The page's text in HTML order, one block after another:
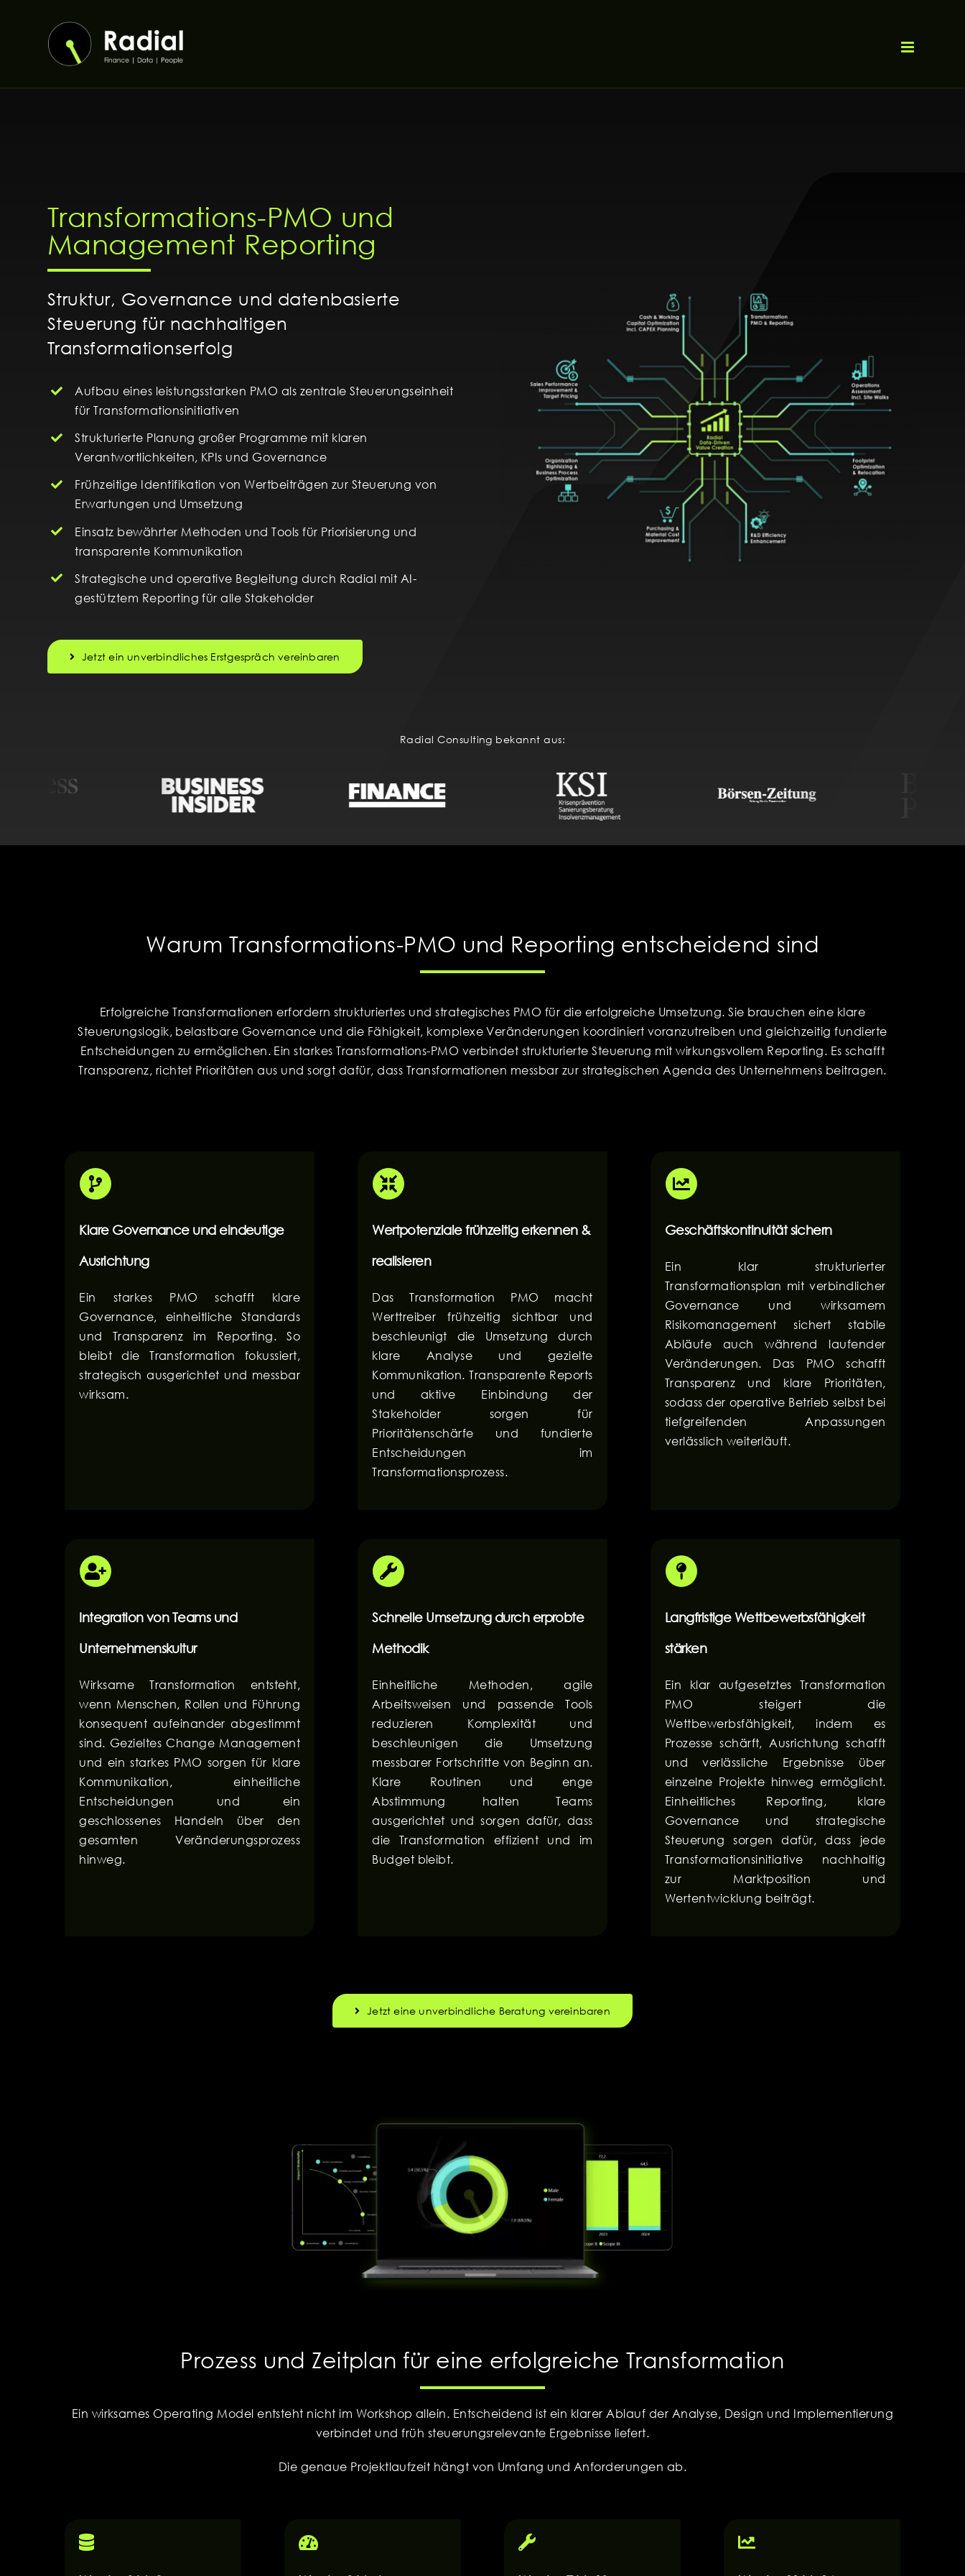
springen
Transformations-PMO und
Management Reporting
Struktur, Governance und datenbasierte
Steuerung für nachhaltigen
Transformationserfolg
Aufbau eines leistungsstarken PMO als zentrale Steuerungseinheit
für Transformationsinitiativen
Strukturierte Planung großer Programme mit klaren
Verantwortlichkeiten, KPIs und Governance
Frühzeitige Identifikation von Wertbeiträgen zur Steuerung von
Erwartungen und Umsetzung
Einsatz bewährter Methoden und Tools für Priorisierung und
transparente Kommunikation
Strategische und operative Begleitung durch Radial mit AI-
gestütztem Reporting für alle Stakeholder
Jetzt ein unverbindliches Erstgespräch vereinbaren
Radial Consulting bekannt aus:
Warum Transformations-PMO und Reporting entscheidend sind
Erfolgreiche Transformationen erfordern strukturiertes und strategisches PMO für die erfolgreiche Umsetzung. Sie brauchen eine klare
Steuerungslogik, belastbare Governance und die Fähigkeit, komplexe Veränderungen koordiniert voranzutreiben und gleichzeitig fundierte
Entscheidungen zu ermöglichen. Ein starkes Transformations-PMO verbindet strukturierte Steuerung mit wirkungsvollem Reporting. Es schafft
Transparenz, richtet Prioritäten aus und sorgt dafür, dass Transformationen messbar zur strategischen Agenda des Unternehmens beitragen.
Klare Governance und eindeutige
Ausrichtung
Ein starkes PMO schafft klare
Governance, einheitliche Standards
und Transparenz im Reporting. So
bleibt die Transformation fokussiert,
strategisch ausgerichtet und messbar
wirksam.
Wertpotenziale frühzeitig erkennen &
realisieren
Das Transformation PMO macht
Werttreiber frühzeitig sichtbar und
beschleunigt die Umsetzung durch
klare Analyse und gezielte
Kommunikation. Transparente Reports
und aktive Einbindung der
Stakeholder sorgen für
Prioritätenschärfe und fundierte
Entscheidungen im
Transformationsprozess.
Geschäftskontinuität sichern
Ein klar strukturierter
Transformationsplan mit verbindlicher
Governance und wirksamem
Risikomanagement sichert stabile
Abläufe auch während laufender
Veränderungen. Das PMO schafft
Transparenz und klare Prioritäten,
sodass der operative Betrieb selbst bei
tiefgreifenden Anpassungen
verlässlich weiterläuft.
Integration von Teams und
Unternehmenskultur
Wirksame Transformation entsteht,
wenn Menschen, Rollen und Führung
konsequent aufeinander abgestimmt
sind. Gezieltes Change Management
und ein starkes PMO sorgen für klare
Kommunikation, einheitliche
Entscheidungen und ein
geschlossenes Handeln über den
gesamten Veränderungsprozess
hinweg.
Schnelle Umsetzung durch erprobte
Methodik
Einheitliche Methoden, agile
Arbeitsweisen und passende Tools
reduzieren Komplexität und
beschleunigen die Umsetzung
messbarer Fortschritte von Beginn an.
Klare Routinen und enge
Abstimmung halten Teams
ausgerichtet und sorgen dafür, dass
die Transformation effizient und im
Budget bleibt.
Langfristige Wettbewerbsfähigkeit
stärken
Ein klar aufgesetztes Transformation
PMO steigert die
Wettbewerbsfähigkeit, indem es
Prozesse schärft, Ausrichtung schafft
und verlässliche Ergebnisse über
einzelne Projekte hinweg ermöglicht.
Einheitliches Reporting, klare
Governance und strategische
Steuerung sorgen dafür, dass jede
Transformationsinitiative nachhaltig
zur Marktposition und
Wertentwicklung beiträgt.
Jetzt eine unverbindliche Beratung vereinbaren
Prozess und Zeitplan für eine erfolgreiche Transformation
Ein wirksames Operating Model entsteht nicht im Workshop allein. Entscheidend ist ein klarer Ablauf der Analyse, Design und Implementierung
verbindet und früh steuerungsrelevante Ergebnisse liefert.
Die genaue Projektlaufzeit hängt von Umfang und Anforderungen ab.